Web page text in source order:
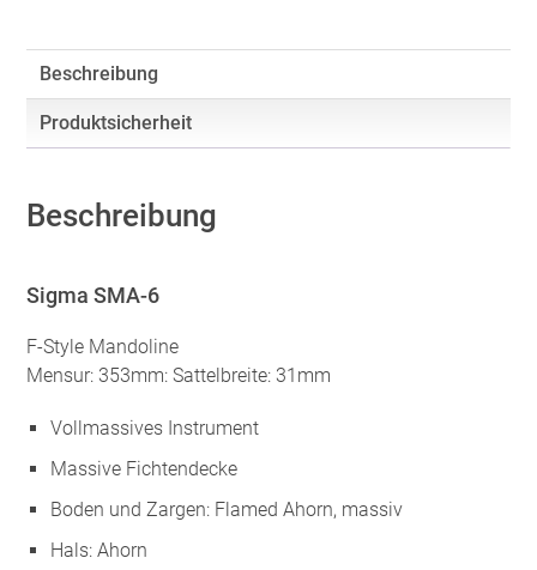
Beschreibung
Produktsicherheit
Beschreibung
Sigma SMA-6
F-Style Mandoline
Mensur: 353mm: Sattelbreite: 31mm
Vollmassives Instrument
Massive Fichtendecke
Boden und Zargen: Flamed Ahorn, massiv
Hals: Ahorn